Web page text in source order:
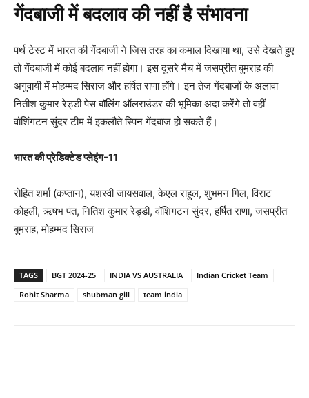
गेंदबाजी में बदलाव की नहीं है संभावना
पर्थ टेस्ट में भारत की गेंदबाजी ने जिस तरह का कमाल दिखाया था, उसे देखते हुए
तो गेंदबाजी में कोई बदलाव नहीं होगा। इस दूसरे मैच में जसप्रीत बुमराह की
अगुवायी में मोहम्मद सिराज और हर्षित राणा होंगे। इन तेज गेंदबाजों के अलावा
नितीश कुमार रेड्डी पेस बॉलिंग ऑलराउंडर की भूमिका अदा करेंगे तो वहीं
वॉशिंगटन सुंदर टीम में इकलौते स्पिन गेंदबाज हो सकते हैं।
भारत की प्रेडिक्टेड प्लेइंग-11
रोहित शर्मा (कप्तान), यशस्वी जायसवाल, केएल राहुल, शुभमन गिल, विराट
कोहली, ऋषभ पंत, नितिश कुमार रेड्डी, वॉशिंगटन सुंदर, हर्षित राणा, जसप्रीत
बुमराह, मोहम्मद सिराज
TAGS BGT 2024-25 INDIA VS AUSTRALIA
Indian Cricket Team
Rohit Sharma
shubman gill team india